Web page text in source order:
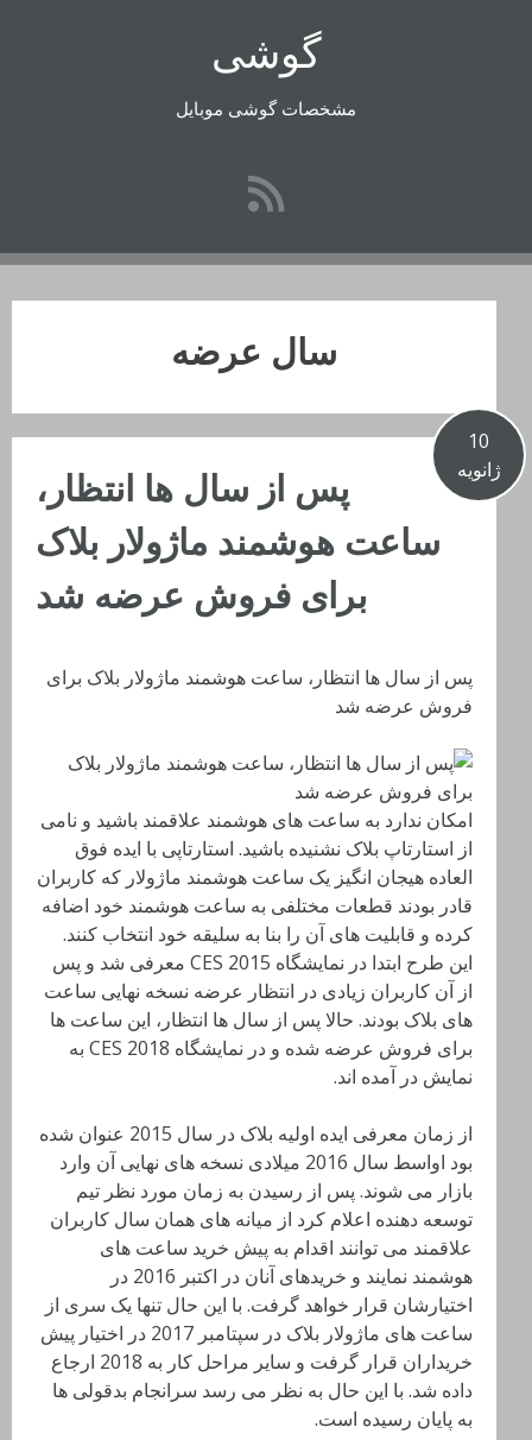
گوشی
مشخصات گوشی موبایل
سال عرضه
10
ژانویه
پس از سال ها انتظار،
ساعت هوشمند ماژولار بلاک
برای فروش عرضه شد
پس از سال ها انتظار، ساعت هوشمند ماژولار بلاک برای
فروش عرضه شد
امکان ندارد به ساعت های هوشمند علاقمند باشید و نامی
از استارتاپ بلاک نشنیده باشید. استارتاپی با ایده فوق
العاده هیجان انگیز یک ساعت هوشمند ماژولار که کاربران
قادر بودند قطعات مختلفی به ساعت هوشمند خود اضافه
کرده و قابلیت های آن را بنا به سلیقه خود انتخاب کنند.
این طرح ابتدا در نمایشگاه CES 2015 معرفی شد و پس
از آن کاربران زیادی در انتظار عرضه نسخه نهایی ساعت
های بلاک بودند. حالا پس از سال ها انتظار، این ساعت ها
برای فروش عرضه شده و در نمایشگاه CES 2018 به
نمایش در آمده اند.
از زمان معرفی ایده اولیه بلاک در سال 2015 عنوان شده
بود اواسط سال 2016 میلادی نسخه های نهایی آن وارد
بازار می شوند. پس از رسیدن به زمان مورد نظر تیم
توسعه دهنده اعلام کرد از میانه های همان سال کاربران
علاقمند می توانند اقدام به پیش خرید ساعت های
هوشمند نمایند و خریدهای آنان در اکتبر 2016 در
اختیارشان قرار خواهد گرفت. با این حال تنها یک سری از
ساعت های ماژولار بلاک در سپتامبر 2017 در اختیار پیش
خریداران قرار گرفت و سایر مراحل کار به 2018 ارجاع
داده شد. با این حال به نظر می رسد سرانجام بدقولی ها
به پایان رسیده است.